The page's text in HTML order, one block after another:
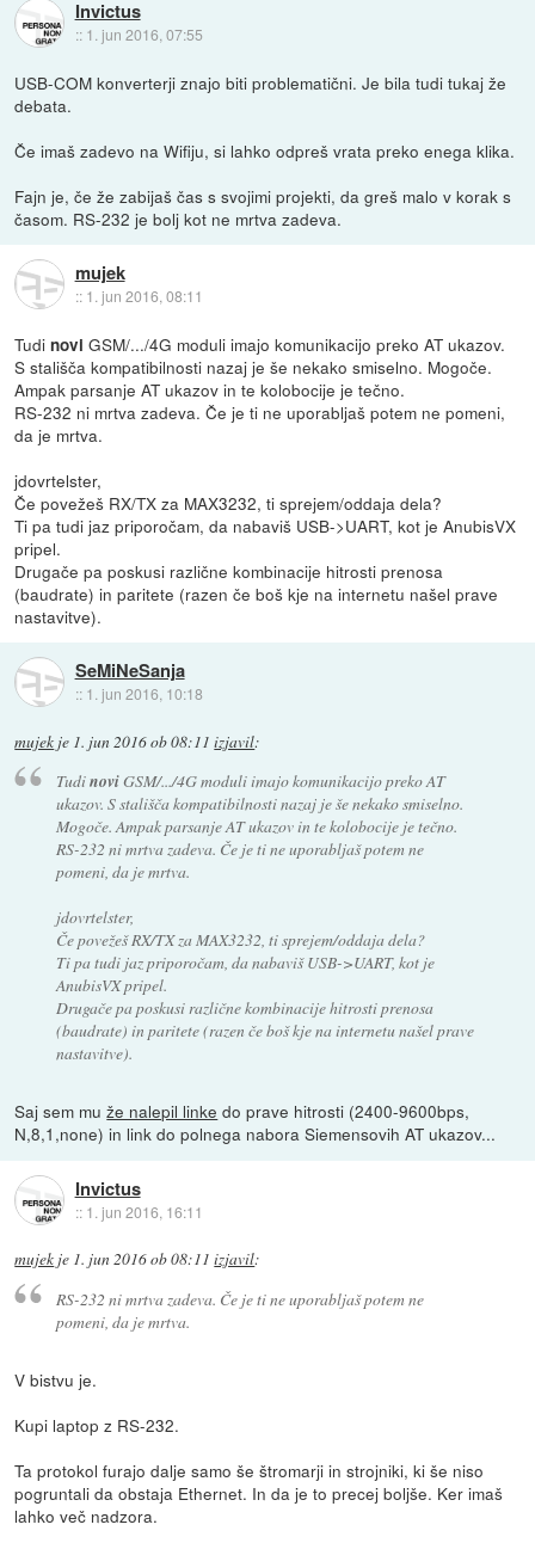
Invictus
:: 1. jun 2016, 07:55
USB-COM konverterji znajo biti problematični. Je bila tudi tukaj že
debata.
Če imaš zadevo na Wifiju, si lahko odpreš vrata preko enega klika.
Fajn je, če že zabijaš čas s svojimi projekti, da greš malo v korak s
časom. RS-232 je bolj kot ne mrtva zadeva.
mujek
:: 1. jun 2016, 08:11
Tudinovi GSM/.../4G moduli imajo komunikacijo preko AT ukazov.
S stališča kompatibilnosti nazaj je še nekako smiselno. Mogoče.
Ampak parsanje AT ukazov in te kolobocije je tečno.
RS-232 ni mrtva zadeva. Če je ti ne uporabljaš potem ne pomeni,
da je mrtva.
jdovrtelster,
Če povežeš RX/TX za MAX3232, ti sprejem/oddaja dela?
Ti pa tudi jaz priporočam, da nabaviš USB->UART, kot je AnubisVX
pripel.
Drugače pa poskusi različne kombinacije hitrosti prenosa
(baudrate) in paritete (razen če boš kje na internetu našel prave
nastavitve).
SeMiNeSanja
:: 1. jun 2016, 10:18
mujek je 1. jun 2016 ob 08:11 izjavil:
TudinoviGSM/.../4G moduli imajo komunikacijo preko AT
ukazov. S stališča kompatibilnosti nazaj je še nekako smiselno.
Mogoče. Ampak parsanje AT ukazov in te kolobocije je tečno.
RS-232 ni mrtva zadeva. Če je ti ne uporabljaš potem ne
pomeni, da je mrtva.
jdovrtelster,
Če povežeš RX/TX za MAX3232, ti sprejem/oddaja dela?
Ti pa tudi jaz priporočam, da nabaviš USB->UART, kot je
AnubisVX pripel.
Drugače pa poskusi različne kombinacije hitrosti prenosa
(baudrate) in paritete (razen če boš kje na internetu našel prave
nastavitve).
Saj sem muže nalepil linke do prave hitrosti (2400-9600bps,
N,8,1,none) in link do polnega nabora Siemensovih AT ukazov...
Invictus
:: 1. jun 2016, 16:11
mujek je 1. jun 2016 ob 08:11 izjavil:
RS-232 ni mrtva zadeva. Če je ti ne uporabljaš potem ne
pomeni, da je mrtva.
V bistvu je.
Kupi laptop z RS-232.
Ta protokol furajo dalje samo še štromarji in strojniki, ki še niso
pogruntali da obstaja Ethernet. In da je to precej boljše. Ker imaš
lahko več nadzora.